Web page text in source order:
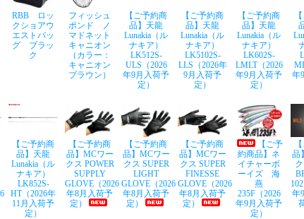
RBB ロッ
クショアウ
エストバッ
グ ブラッ
ク
フィッシュ
ポンド ノ
マドネット
キャニオン
（カラー：
キャニオン
ブラウン）
【ご予約商
品】天龍
Lunakia（ル
ナキア）
LK512S-
ULS（2026
年9月入荷予
定）
【ご予約商
品】天龍
Lunakia（ル
ナキア）
LK5102S-
LLS（2026年
9月入荷予
定）
【ご予約商
品】天龍
Lunakia（ル
ナキア）
LK602S-
LMLT（2026
年9月入荷予
定）
年
【ご予約商
品】天龍
Lunakia（ル
ナキア）
LK852S-
HT（2026年
11月入荷予
定）
【ご予約商
品】MCワー
クス POWER
SUPPLY
GLOVE（2026
年8月入荷予
定）
【ご予約商
品】MCワー
クス SUPER
LIGHT
GLOVE（2026
年8月入荷予
定）
【ご予約商
品】MCワー
クス SUPER
FINESSE
GLOVE（2026
年8月入荷予
定）
【ご予
約商品】ネ
イチャーボ
ーイズ 海
燕
235F（2026
年9月入荷予
定）
品
年